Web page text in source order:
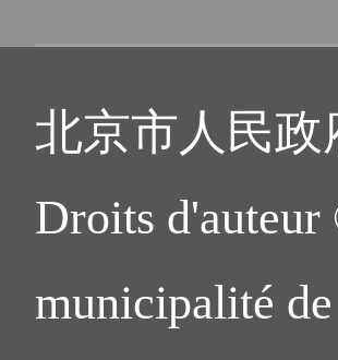
北京市人民政
Droits
municipalité